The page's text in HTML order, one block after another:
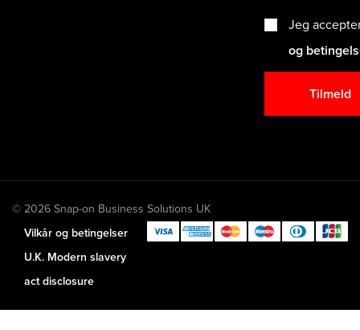
Jeg
og
Tilmeld
© 2026 Snap-on Business Solutions UK
Vilkår og betingelser
U.K. Modern slavery
act disclosure